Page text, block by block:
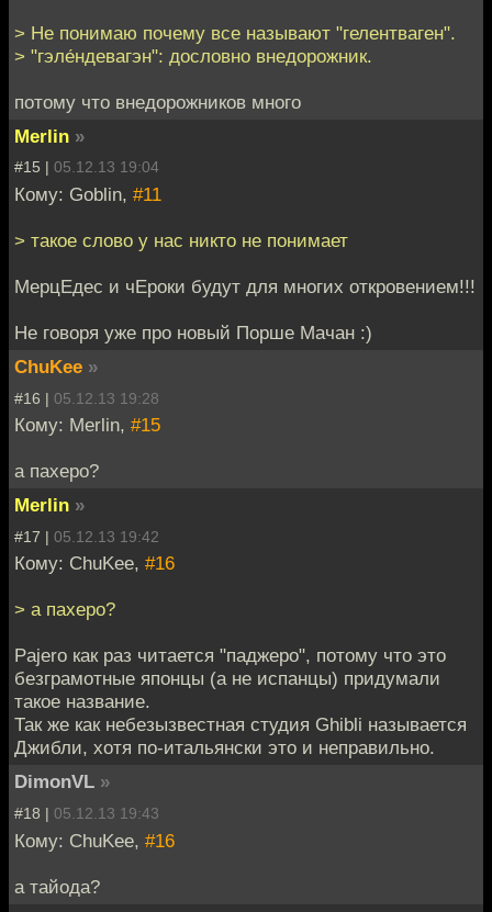
> Не понимаю почему все называют "гелентваген".
> "гэле́ндевагэн": дословно внедорожник.
потому что внедорожников много
Merlin »
#15 | 05.12.13 19:04
Кому: Goblin, #11
> такое слово у нас никто не понимает
МерцЕдес и чЕроки будут для многих откровением!!!
Не говоря уже про новый Порше Мачан :)
ChuKee »
#16 | 05.12.13 19:28
Кому: Merlin, #15
а пахеро?
Merlin »
#17 | 05.12.13 19:42
Кому: ChuKee, #16
> а пахеро?
Pajero как раз читается "паджеро", потому что это
безграмотные японцы (а не испанцы) придумали
такое название.
Так же как небезызвестная студия Ghibli называется
Джибли, хотя по-итальянски это и неправильно.
DimonVL »
#18 | 05.12.13 19:43
Кому: ChuKee, #16
а тайода?